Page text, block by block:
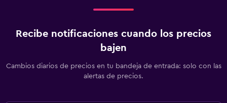
Recibe notificaciones cuando los precios
bajen
Cambios diarios de precios en tu bandeja de entrada: solo con las
alertas de precios.